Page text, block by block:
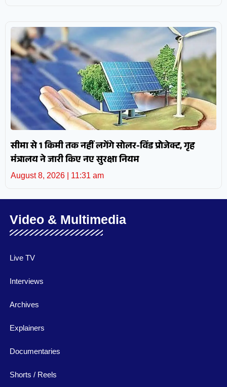
सीमा से 1 किमी तक नहीं लगेंगे सोलर-विंड प्रोजेक्ट, गृह
मंत्रालय ने जारी किए नए सुरक्षा नियम
August 8, 2026 11:31 am
Video & Multimedia
Live TV
Interviews
Archives
Explainers
Documentaries
Shorts / Reels